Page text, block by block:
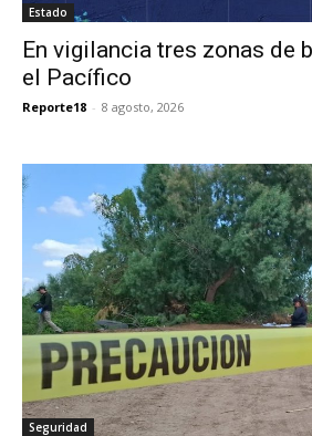
Estado
En vigilancia tres zonas de
el Pacífico
Reporte18 - 8 agosto, 2026
Seguridad